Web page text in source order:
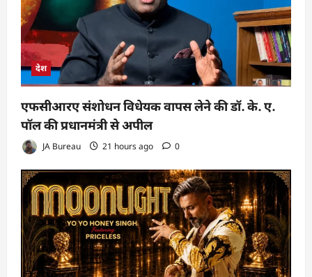
देश
एफसीआरए संशोधन विधेयक वापस लेने की डॉ. के. ए.
पॉल की प्रधानमंत्री से अपील
JA Bureau 21 hours ago 0